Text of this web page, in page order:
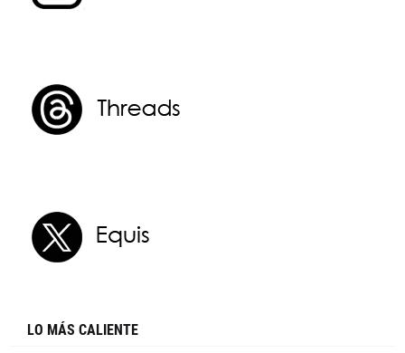
LO MÁS CALIENTE